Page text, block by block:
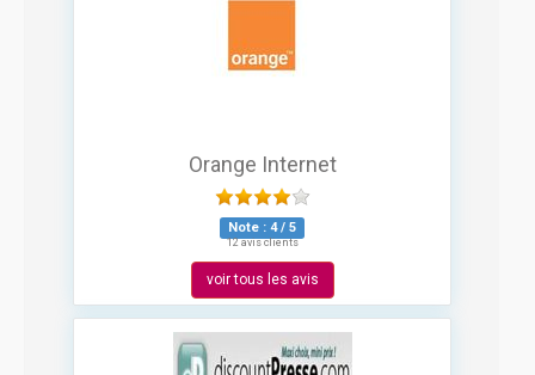
Orange Internet
Note : 4/ 5
12 avis clients
voir tous les avis